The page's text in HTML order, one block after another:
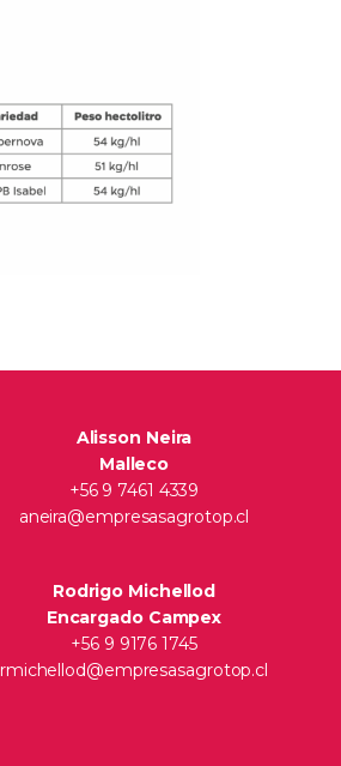
Alisson Neira
Malleco
+56 9 7461 4339
aneira@empresasagrotop.cl
Rodrigo Michellod
Encargado Campex
+56 9 9176 1745
rmichellod@empresasagrotop.cl